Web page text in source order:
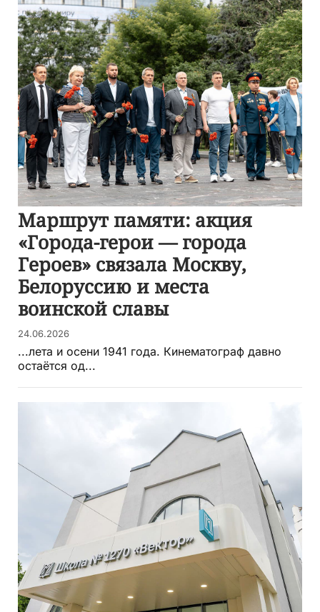
Маршрут памяти: акция
«Города-герои — города
Героев» связала Москву,
Белоруссию и места
воинской славы
24.06.2026
...лета и осени 1941 года. Кинематограф давно
остаётся од...